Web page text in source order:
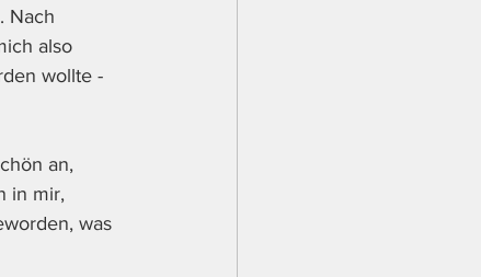
Nach
also
wollte -
an,
in mir,
was